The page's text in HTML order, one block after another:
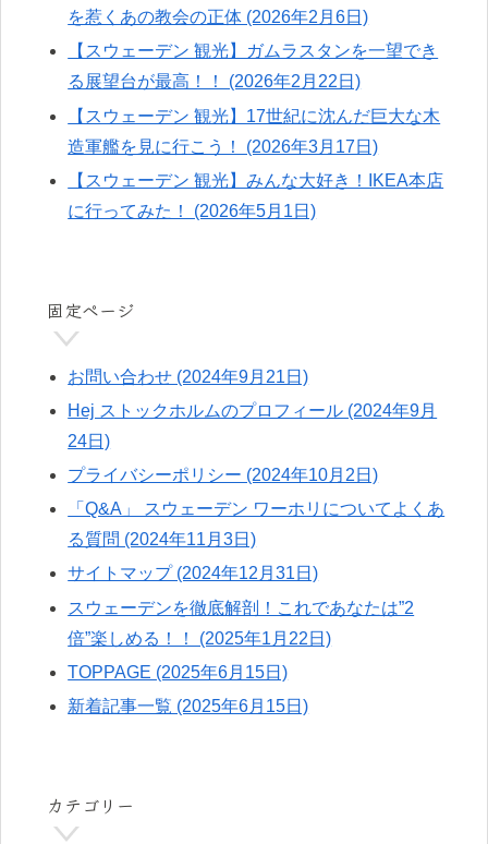
を惹くあの教会の正体 (2026年2月6日)
【スウェーデン 観光】ガムラスタンを一望でき
る展望台が最高！！ (2026年2月22日)
【スウェーデン 観光】17世紀に沈んだ巨大な木
造軍艦を見に行こう！ (2026年3月17日)
【スウェーデン 観光】みんな大好き！IKEA本店
に行ってみた！ (2026年5月1日)
固定ページ
お問い合わせ (2024年9月21日)
Hej ストックホルムのプロフィール (2024年9月
24日)
プライバシーポリシー (2024年10月2日)
「Q&A」 スウェーデン ワーホリについてよくあ
る質問 (2024年11月3日)
サイトマップ (2024年12月31日)
スウェーデンを徹底解剖！これであなたは”2
倍”楽しめる！！ (2025年1月22日)
TOPPAGE (2025年6月15日)
新着記事一覧 (2025年6月15日)
カテゴリー